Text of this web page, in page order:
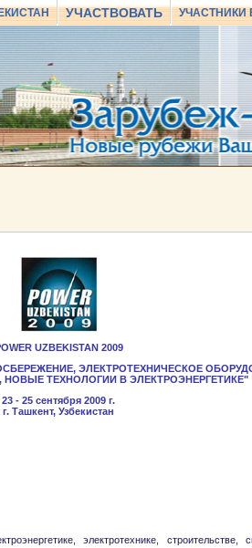
УЧАСТВОВАТЬ УЧАСТНИКИ
UZBEKISTAN 2009
ЭЛЕКТРОТЕХНИЧЕСКОЕ
НОВЫЕ ТЕХНОЛОГИИ В ЭЛЕКТРОЭНЕРГЕТИКЕ"
23 - 25 сентября 2009 г.
г. Ташкент, Узбекистан
электротехнике,